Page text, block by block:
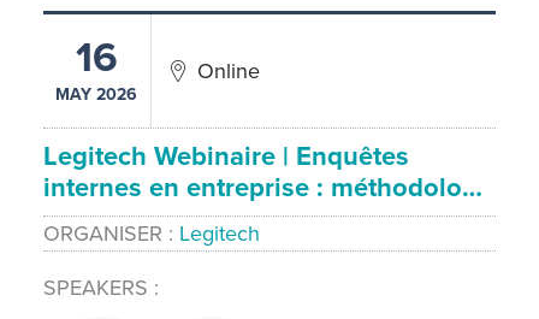
16
MAY 2026
Online
Legitech Webinaire | Enquêtes
internes en entreprise : méthodolo…
ORGANISER
Legitech
SPEAKERS